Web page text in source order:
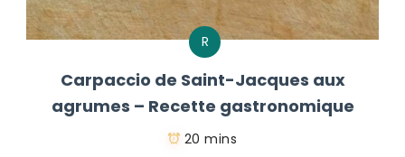
R
Carpaccio de Saint-Jacques aux
agrumes – Recette gastronomique
20 mins